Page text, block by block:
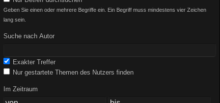
Geben Sie einen oder mehrere Begriffe ein. Ein Begriff muss mindestens vier Zeichen
lang sein.
Suche nach Autor
Exakter Treffer
Nur gestartete Themen des Nutzers finden
Im Zeitraum